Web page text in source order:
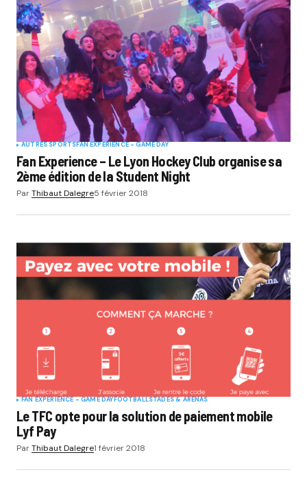
AUTRES SPORTSFAN EXPERIENCE - GAME DAY
Fan Experience – Le Lyon Hockey Club organise sa
2ème édition de la Student Night
ParThibaut Dalegre5 février 2018
FAN EXPERIENCE - GAME DAYFOOTBALLSTADES & ARENAS
Le TFC opte pour la solution de paiement mobile
Lyf Pay
ParThibaut Dalegre1 février 2018